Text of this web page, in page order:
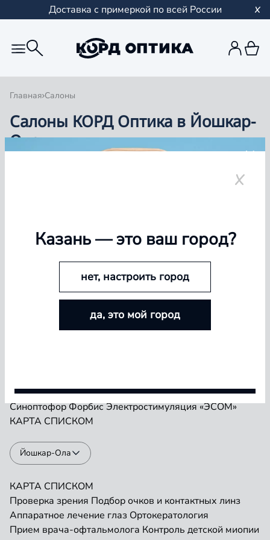
Доставка с примеркой по всей России
Главная Салоны
Салоны КОРД Оптика в Йошкар-
Оле
салонов в Казани и Республике Татарстан, Самаре,
Аппаратное лечение глаз Ортокератология
Прием врача-офтальмологаКонтроль детской миопии
Магнитотерапия «АМО-АТОС»Макулотестер
СиноптофорФорбисЭлектростимуляция «ЭСОМ»
КАРТА СПИСКОМ
Йошкар-Ола
КАРТА СПИСКОМ
Проверка зрения Подбор очков и контактных линз
Аппаратное лечение глаз Ортокератология
Прием врача-офтальмолога Контроль детской миопии
БОЛЬШЕ ЛИНЗ — БОЛЬШЕ СКИДКА
Покупайте контактные линзы Airway и увеличивайте
размер скидки — от 5% до 15%
Казань— это ваш город?
нет, настроить город
да, это мой город